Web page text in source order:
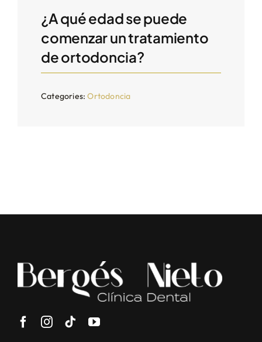
¿A qué edad se puede
comenzar un tratamiento
de ortodoncia?
Categories:Ortodoncia